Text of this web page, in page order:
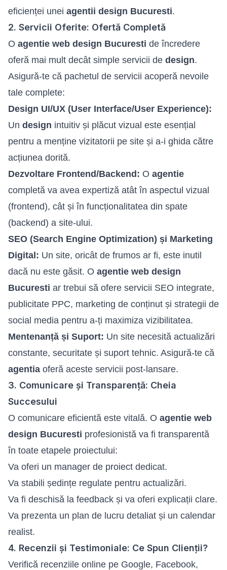
eficienței unei agentii design Bucuresti.
2. Servicii Oferite: Ofertă Completă
O agentie web design Bucuresti de încredere
oferă mai mult decât simple servicii de design.
Asigură-te că pachetul de servicii acoperă nevoile
tale complete:
Design UI/UX (User Interface/User Experience):
Un design intuitiv și plăcut vizual este esențial
pentru a menține vizitatorii pe site și a-i ghida către
acțiunea dorită.
Dezvoltare Frontend/Backend: O agentie
completă va avea expertiză atât în aspectul vizual
(frontend), cât și în funcționalitatea din spate
(backend) a site-ului.
SEO (Search Engine Optimization) și Marketing
Digital: Un site, oricât de frumos ar fi, este inutil
dacă nu este găsit. O agentie web design
Bucuresti ar trebui să ofere servicii SEO integrate,
publicitate PPC, marketing de conținut și strategii de
social media pentru a-ți maximiza vizibilitatea.
Mentenanță și Suport: Un site necesită actualizări
constante, securitate și suport tehnic. Asigură-te că
agentia oferă aceste servicii post-lansare.
3. Comunicare și Transparență: Cheia
Succesului
O comunicare eficientă este vitală. O agentie web
design Bucuresti profesionistă va fi transparentă
în toate etapele proiectului:
Va oferi un manager de proiect dedicat.
Va stabili ședințe regulate pentru actualizări.
Va fi deschisă la feedback și va oferi explicații clare.
Va prezenta un plan de lucru detaliat și un calendar
realist.
4. Recenzii și Testimoniale: Ce Spun Clienții?
Verifică recenziile online pe Google, Facebook,